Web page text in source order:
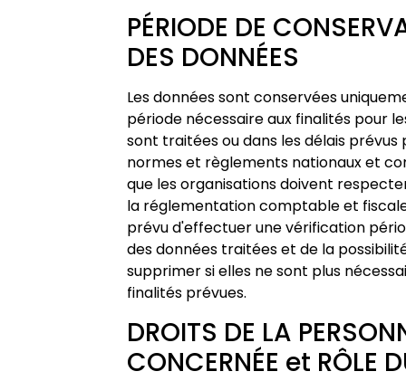
PÉRIODE DE
DES DONNÉES
Les données sont conservées
période nécessaire aux finalités pour
sont traitées ou dans les délais prévus
normes et règlements nationaux et
que les organisations doivent
la réglementation comptable et
prévu d'effectuer une vérification
des données traitées et de la
supprimer si elles ne sont plus
finalités prévues.
DROITS DE LA
CONCERNÉE et RÔLE